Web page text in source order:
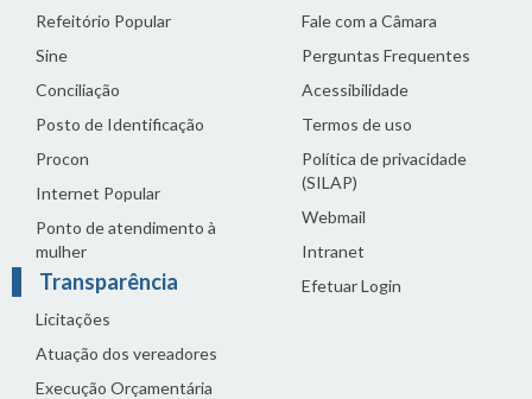
Refeitório Popular
Sine
Conciliação
Posto de Identificação
Procon
Internet Popular
Ponto de atendimento à
mulher
Transparência
Licitações
Atuação dos vereadores
Execução Orçamentária
Fale com a Câmara
Perguntas Frequentes
Acessibilidade
Termos de uso
Política de privacidade
(SILAP)
Webmail
Intranet
Efetuar Login